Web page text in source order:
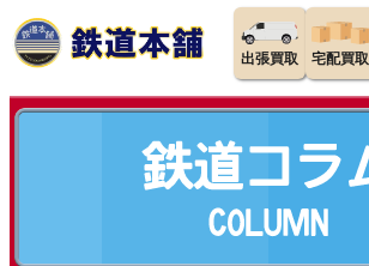
出張買取 宅配買取